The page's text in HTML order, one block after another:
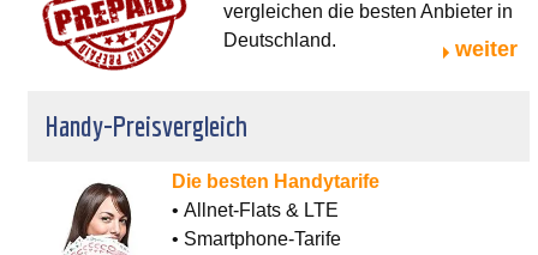
vergleichen die besten Anbieter in
Deutschland.
weiter
Handy-Preisvergleich
Die besten Handytarife
• Allnet-Flats & LTE
• Smartphone-Tarife